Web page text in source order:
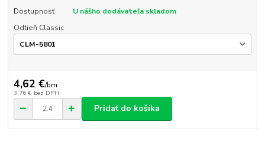
Dostupnosť
U nášho dodávateľa skladom
Odtieň Classic
4,62 €/bm
3,76 € bez DPH
Pridať do košíka